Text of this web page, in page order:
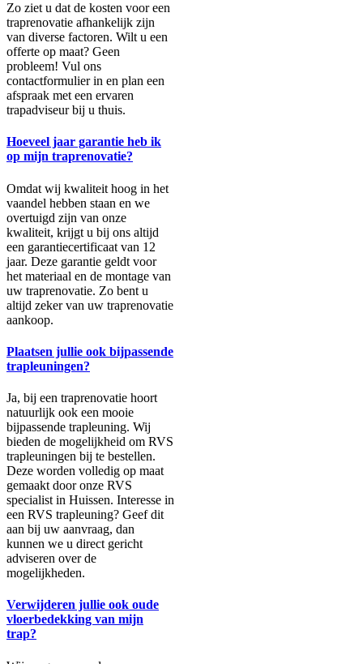
Zo ziet u dat de kosten voor een
traprenovatie afhankelijk zijn
van diverse factoren. Wilt u een
offerte op maat? Geen
probleem! Vul ons
contactformulier in en plan een
afspraak met een ervaren
trapadviseur bij u thuis.
Hoeveel jaar garantie heb ik
op mijn traprenovatie?
Omdat wij kwaliteit hoog in het
vaandel hebben staan en we
overtuigd zijn van onze
kwaliteit, krijgt u bij ons altijd
een garantiecertificaat van 12
jaar. Deze garantie geldt voor
het materiaal en de montage van
uw traprenovatie. Zo bent u
altijd zeker van uw traprenovatie
aankoop.
Plaatsen jullie ook bijpassende
trapleuningen?
Ja, bij een traprenovatie hoort
natuurlijk ook een mooie
bijpassende trapleuning. Wij
bieden de mogelijkheid om RVS
trapleuningen bij te bestellen.
Deze worden volledig op maat
gemaakt door onze RVS
specialist in Huissen. Interesse in
een RVS trapleuning? Geef dit
aan bij uw aanvraag, dan
kunnen we u direct gericht
adviseren over de
mogelijkheden.
Verwijderen jullie ook oude
vloerbedekking van mijn
trap?